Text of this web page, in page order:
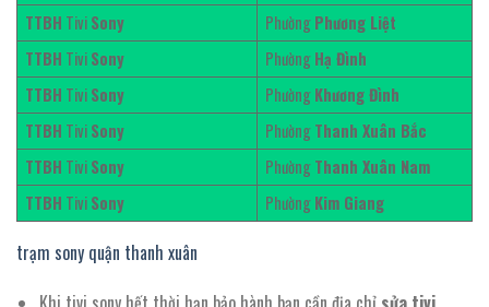
TTBH TiviSony PhườngPhương Liệt
TTBH TiviSony PhườngHạ Đình
TTBH TiviSony PhườngKhương Đình
TTBH TiviSony PhườngThanh Xuân Bắc
TTBH TiviSony PhườngThanh Xuân Nam
TTBH TiviSony PhườngKim Giang
trạm sony quận thanh xuân